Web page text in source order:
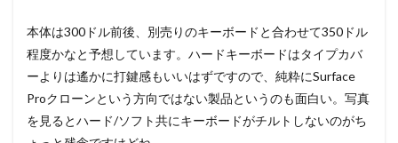
本体は300ドル前後、別売りのキーボードと合わせて350ドル
程度かなと予想しています。ハードキーボードはタイプカバ
ーよりは遙かに打鍵感もいいはずですので、純粋にSurface
Proクローンという方向ではない製品というのも面白い。写真
を見るとハード/ソフト共にキーボードがチルトしないのがち